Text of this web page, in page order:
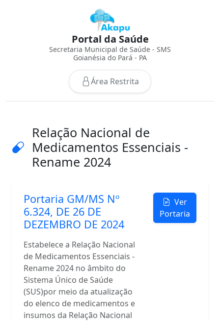
Portal da Saúde
Secretaria Municipal de Saúde - SMS
Goianésia do Pará - PA
Área Restrita
Relação Nacional de
Medicamentos Essenciais -
Rename 2024
Portaria GM/MS Nº
6.324, DE 26 DE
DEZEMBRO DE 2024
Estabelece a Relação Nacional
de Medicamentos Essenciais -
Rename 2024 no âmbito do
Sistema Único de Saúde
(SUS)por meio da atualização
do elenco de medicamentos e
insumos da Relação Nacional
Ver
Portaria